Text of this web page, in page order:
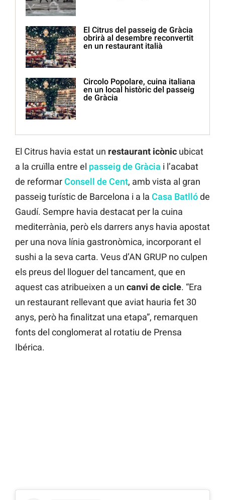
El Citrus del passeig de Gràcia
obrirà al desembre reconvertit
en un restaurant italià
Circolo Popolare, cuina italiana
en un local històric del passeig
de Gràcia
El Citrus havia estat un restaurant icònic ubicat
a la cruïlla entre el passeig de Gràcia i l’acabat
de reformarConsell de Cent, amb vista al gran
passeig turístic de Barcelona i a la Casa Batllóde
Gaudí. Sempre havia destacat per la cuina
mediterrània, però els darrers anys havia apostat
per una nova línia gastronòmica, incorporant el
sushi a la seva carta. Veus d’AN GRUP no culpen
els preus del lloguer del tancament, que en
aquest cas atribueixen a un canvi de cicle. “Era
un restaurant rellevant que aviat hauria fet 30
anys, però ha finalitzat una etapa”, remarquen
fonts del conglomerat al rotatiu de Prensa
Ibérica.